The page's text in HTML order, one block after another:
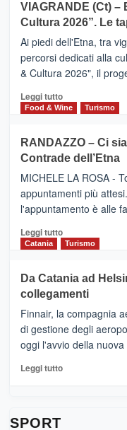
Anche
la
Alcantara
nei
primi
nella
classifica
IL
SAN
DOMENICO
PALACE
TAORMINA,
UN
HOTEL
FOUR
IL
NUOVO
SUMMER
CLUB
VIAGRANDE (Ct) –
Cultura 2026”. Le
Ai piedi dell'Etna, tra
percorsi dedicati alla
& Cultura 2026", il
Leggi tuttoLeggi
di
VIAGRANDE
(Ct)
–
Benanti
presenta
“Vino
&
Cultura
tappe
dell’enoturismo
Food & Wine Turismo
RANDAZZO – Ci
Contrade dell’Etna
MICHELE LA ROSA -
appuntamenti più
l'appuntamento è alle
Leggi tuttoLeggi
di
RANDAZZO
–
Ci
siamo
quasi….
pronti
per
Catania Turismo
Da Catania ad
collegamenti
Finnair, la compagnia
di gestione degli
oggi l'avvio della
Leggi tuttoLeggi
SPORT